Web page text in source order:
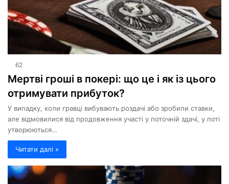
62
Мертві гроші в покері: що це і як із цього
отримувати прибуток?
У випадку, коли гравці вибувають роздачі або зробили ставки,
але відмовилися від продовження участі у поточній здачі, у поті
утворюються…
Читати далі »